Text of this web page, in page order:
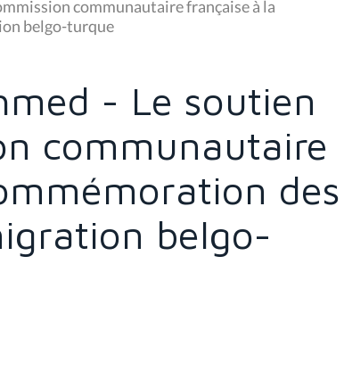
communautaire française à la
belgo-turque
- Le soutien
communautaire
des
belgo-